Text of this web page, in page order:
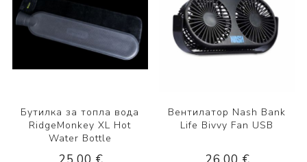
Бутилка за топла вода
RidgeМonkey XL Hot
Water Bottle
Вентилатор Nash Bank
Life Bivvy Fan USB